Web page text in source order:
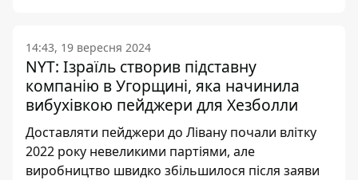
14:43, 19 вересня 2024
NYT: Ізраїль створив підставну
компанію в Угорщині, яка начинила
вибухівкою пейджери для Хезболли
Доставляти пейджери до Лівану почали влітку
2022 року невеликими партіями, але
виробництво швидко збільшилося після заяви